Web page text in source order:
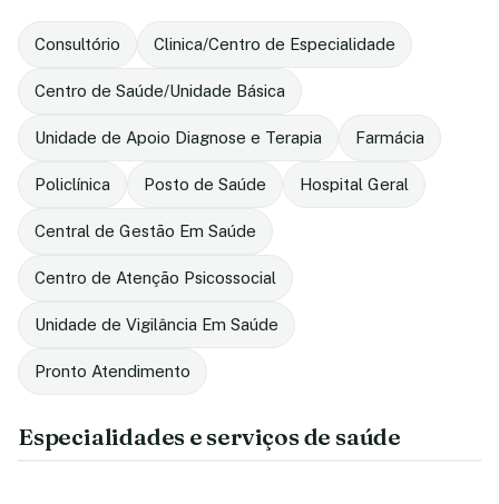
Consultório Clinica/Centro de Especialidade
Centro de Saúde/Unidade Básica
Unidade de Apoio Diagnose e Terapia Farmácia
Policlínica Posto de Saúde Hospital Geral
Central de Gestão Em Saúde
Centro de Atenção Psicossocial
Unidade de Vigilância Em Saúde
Pronto Atendimento
Especialidades e serviços de saúde